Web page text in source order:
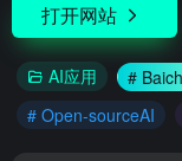
打开网站
AI应用 #
# Open-sourceAI